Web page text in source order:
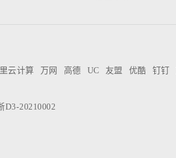
云计算 万网 高德 UC 友盟 优酷 钉钉
D3-20210002